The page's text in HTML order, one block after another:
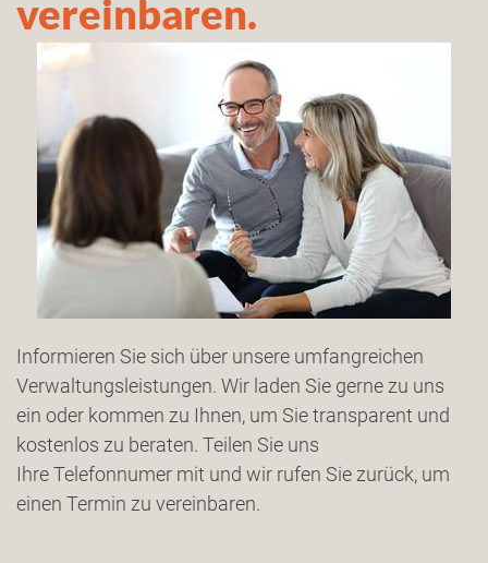
vereinbaren.
Informieren Sie sich über unsere umfangreichen
Verwaltungsleistungen. Wir laden Sie gerne zu uns
ein oder kommen zu Ihnen, um Sie transparent und
kostenlos zu beraten. Teilen Sie uns
Ihre Telefonnumer mit und wir rufen Sie zurück, um
einen Termin zu vereinbaren.